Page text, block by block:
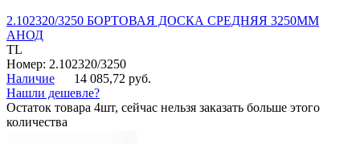
2.102320/3250 БОРТОВАЯ ДОСКА СРЕДНЯЯ 3250ММ
АНОД
TL
Номер: 2.102320/3250
Наличие
14 085,72 руб.
Нашли дешевле?
Остаток товара 4шт, сейчас нельзя заказать больше этого
количества